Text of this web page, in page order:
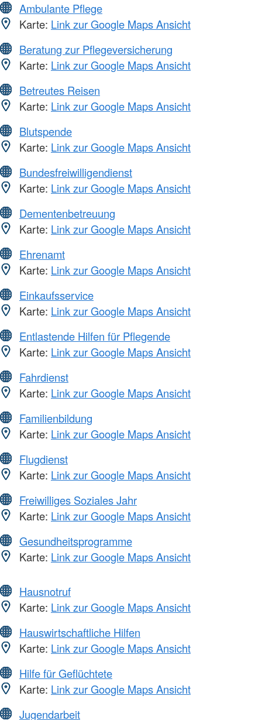
Ambulante Pflege
Karte: Link zur Google Maps Ansicht
Beratung zur Pflegeversicherung
Karte: Link zur Google Maps Ansicht
Betreutes Reisen
Karte: Link zur Google Maps Ansicht
Blutspende
Karte: Link zur Google Maps Ansicht
Bundesfreiwilligendienst
Karte: Link zur Google Maps Ansicht
Dementenbetreuung
Karte: Link zur Google Maps Ansicht
Ehrenamt
Karte: Link zur Google Maps Ansicht
Einkaufsservice
Karte: Link zur Google Maps Ansicht
Entlastende Hilfen für Pflegende
Karte: Link zur Google Maps Ansicht
Fahrdienst
Karte: Link zur Google Maps Ansicht
Familienbildung
Karte: Link zur Google Maps Ansicht
Flugdienst
Karte: Link zur Google Maps Ansicht
Freiwilliges Soziales Jahr
Karte: Link zur Google Maps Ansicht
Gesundheitsprogramme
Karte: Link zur Google Maps Ansicht
Hausnotruf
Karte: Link zur Google Maps Ansicht
Hauswirtschaftliche Hilfen
Karte: Link zur Google Maps Ansicht
Hilfe für Geflüchtete
Karte: Link zur Google Maps Ansicht
Jugendarbeit